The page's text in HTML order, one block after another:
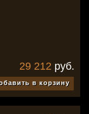
29 212 руб.
в корзину